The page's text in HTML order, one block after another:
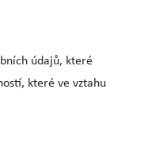
údajů, které
které ve vztahu